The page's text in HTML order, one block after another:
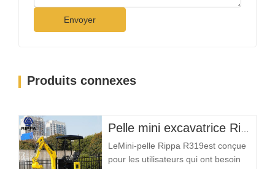
Envoyer
Produits connexes
Pelle mini excavatrice Rippa R319 – Pelle compacte de 1 tonne
LeMini-pelle Rippa R319est conçue
pour les utilisateurs qui ont besoin